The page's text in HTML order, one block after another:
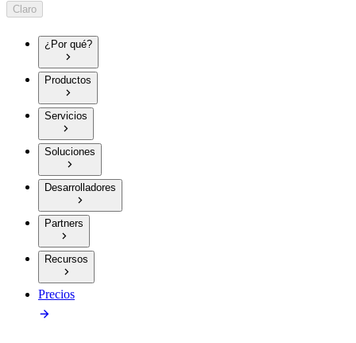
Claro
¿Por qué?
Productos
Servicios
Soluciones
Desarrolladores
Partners
Recursos
Precios